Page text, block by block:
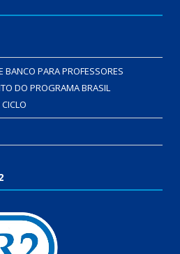
BANCO PARA PROFESSORES
DO PROGRAMA BRASIL